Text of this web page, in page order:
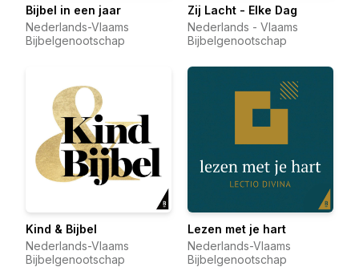
Bijbel in een jaar
Nederlands-Vlaams
Bijbelgenootschap
Zij Lacht - Elke Dag
Nederlands - Vlaams
Bijbelgenootschap
Kind & Bijbel
Nederlands-Vlaams
Bijbelgenootschap
Lezen met je hart
Nederlands-Vlaams
Bijbelgenootschap